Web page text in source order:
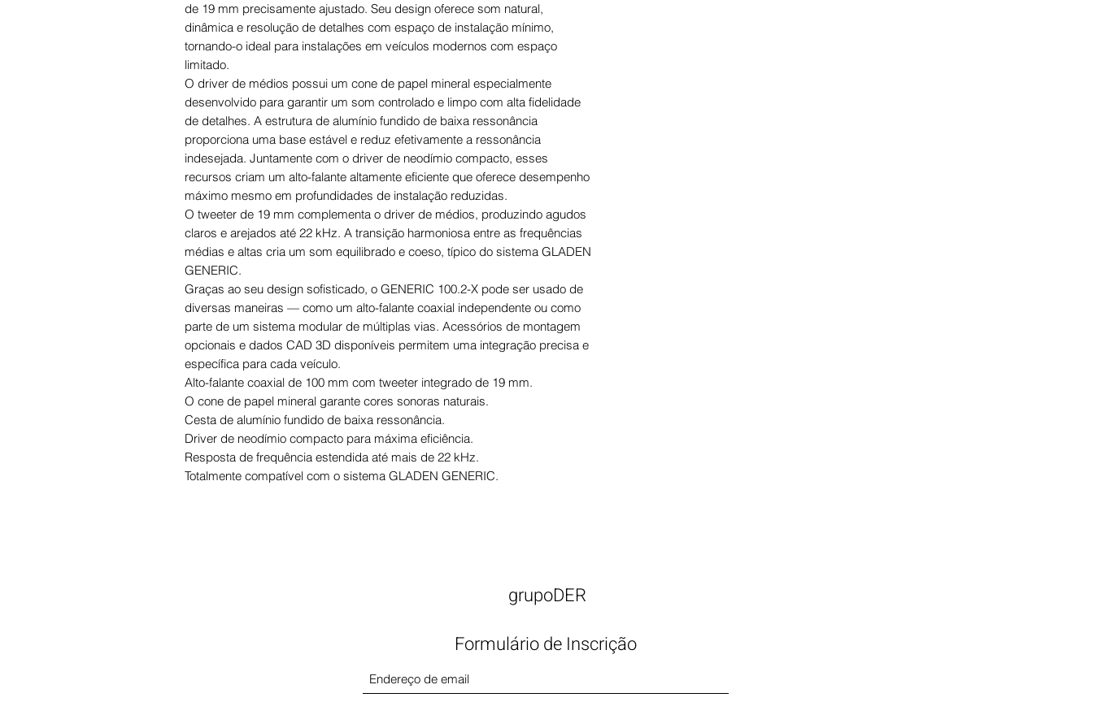
de 19 mm precisamente ajustado. Seu design oferece som natural,
dinâmica e resolução de detalhes com espaço de instalação mínimo,
tornando-o ideal para instalações em veículos modernos com espaço
limitado.
O driver de médios possui um cone de papel mineral especialmente
desenvolvido para garantir um som controlado e limpo com alta fidelidade
de detalhes. A estrutura de alumínio fundido de baixa ressonância
proporciona uma base estável e reduz efetivamente a ressonância
indesejada. Juntamente com o driver de neodímio compacto, esses
recursos criam um alto-falante altamente eficiente que oferece desempenho
máximo mesmo em profundidades de instalação reduzidas.
O tweeter de 19 mm complementa o driver de médios, produzindo agudos
claros e arejados até 22 kHz. A transição harmoniosa entre as frequências
médias e altas cria um som equilibrado e coeso, típico do sistema GLADEN
GENERIC.
Graças ao seu design sofisticado, o GENERIC 100.2-X pode ser usado de
diversas maneiras — como um alto-falante coaxial independente ou como
parte de um sistema modular de múltiplas vias. Acessórios de montagem
opcionais e dados CAD 3D disponíveis permitem uma integração precisa e
específica para cada veículo.
Alto-falante coaxial de 100 mm com tweeter integrado de 19 mm.
O cone de papel mineral garante cores sonoras naturais.
Cesta de alumínio fundido de baixa ressonância.
Driver de neodímio compacto para máxima eficiência.
Resposta de frequência estendida até mais de 22 kHz.
Totalmente compatível com o sistema GLADEN GENERIC.
grupoDER
Formulário de Inscrição